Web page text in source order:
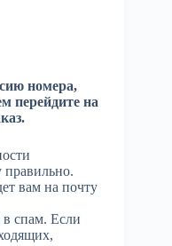
номера,
перейдите на
правильно.
вам на почту
в спам. Если